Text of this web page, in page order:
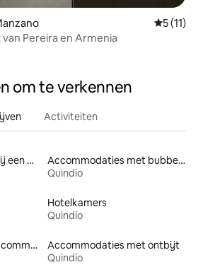
5 (11)
Pereira en Armenia
om te verkennen
Activiteiten
Accommodaties nabij een meer
Accommodaties met bubbelbad
Quindío
Hotelkamers
Quindío
Gezinsvriendelijke accommodaties
Accommodaties met ontbijt
Quindío